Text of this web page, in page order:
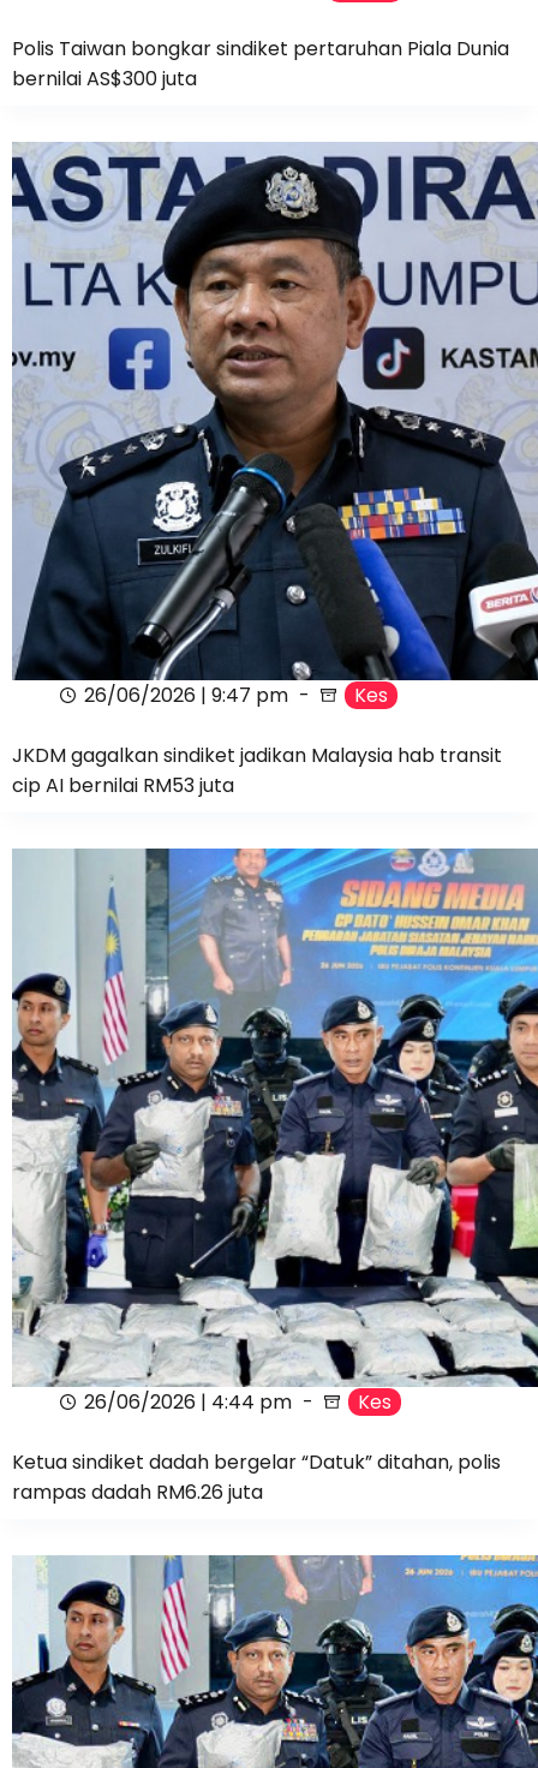
Polis Taiwan bongkar sindiket pertaruhan Piala Dunia
bernilai AS$300 juta
26/06/2026 | 9:47 pm Kes
JKDM gagalkan sindiket jadikan Malaysia hab transit
cip AI bernilai RM53 juta
26/06/2026 | 4:44 pm Kes
Ketua sindiket dadah bergelar “Datuk” ditahan, polis
rampas dadah RM6.26 juta